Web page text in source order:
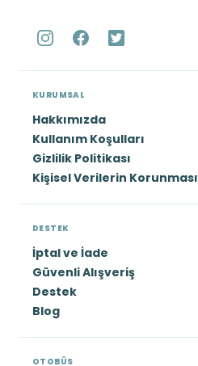
KURUMSAL
Hakkımızda
Kullanım Koşulları
Gizlilik Politikası
Kişisel Verilerin Korunması
DESTEK
İptal ve İade
Güvenli Alışveriş
Destek
Blog
OTOBÜS